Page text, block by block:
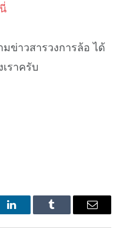
ข่าวสารวงการล้อ ได้
ราครับ
LinkedInTumblr Email